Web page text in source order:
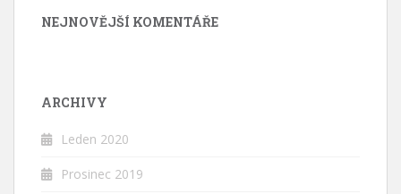
NEJNOVĚJŠÍ KOMENTÁŘE
ARCHIVY
Leden 2020
Prosinec 2019